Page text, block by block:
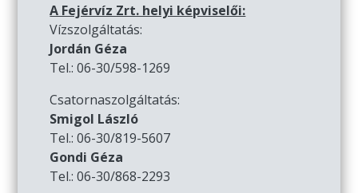
A Fejérvíz Zrt. helyi képviselői:
Vízszolgáltatás:
Jordán Géza
Tel.: 06-30/598-1269
Csatornaszolgáltatás:
Smigol László
Tel.: 06-30/819-5607
Gondi Géza
Tel.: 06-30/868-2293